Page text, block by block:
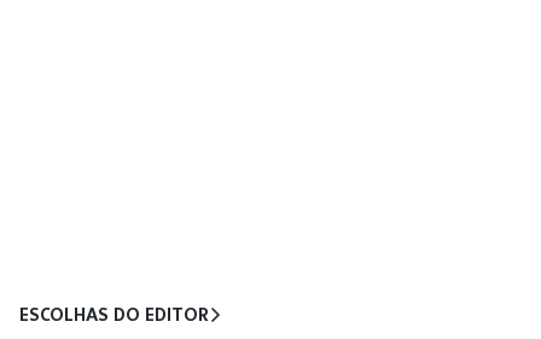
ESCOLHAS DO EDITOR